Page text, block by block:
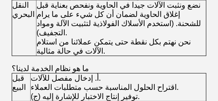
النقل
البحري
نضع ونثبت الآلات جيدا في الحاوية ونفحص بعناية قبل
إغلاق الحاوية لضمان أن كل شيء على ما يرام
للشحنة. (استخدم الأسلاك الفولاذية لتثبيت الآلة ومواد
التجفيف).
نحن نهتم بكل نقطة حتى يتمكن عملائنا من استلام
الآلات في حالة مثالية.
ما هو نظام الخدمة لدينا؟
قبل
البيع
أ. إدخال مفصل للآلات.
اقتراح الحلول المناسبة حسب متطلبات العملاء.
(ج) توفير إنتاج الاختبار للإشارة إليه.